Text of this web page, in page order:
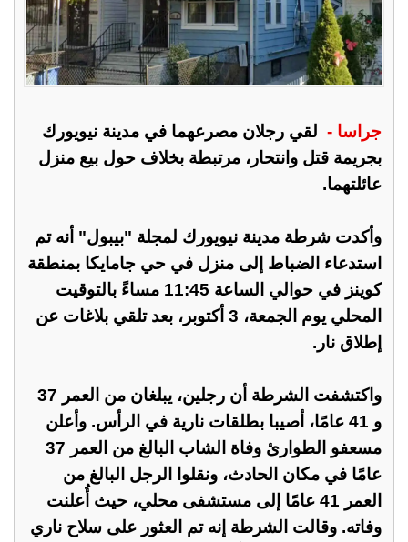
جراسا - لقي رجلان مصرعهما في مدينة نيويورك
بجريمة قتل وانتحار، مرتبطة بخلاف حول بيع منزل
عائلتهما.
وأكدت شرطة مدينة نيويورك لمجلة "بيبول" أنه تم
استدعاء الضباط إلى منزل في حي جامايكا بمنطقة
كوينز في حوالي الساعة 11:45 مساءً بالتوقيت
المحلي يوم الجمعة، 3 أكتوبر، بعد تلقي بلاغات عن
إطلاق نار.
واكتشفت الشرطة أن رجلين، يبلغان من العمر 37
و 41 عامًا، أصيبا بطلقات نارية في الرأس. وأعلن
مسعفو الطوارئ وفاة الشاب البالغ من العمر 37
عامًا في مكان الحادث، ونقلوا الرجل البالغ من
العمر 41 عامًا إلى مستشفى محلي، حيث أُعلنت
وفاته. وقالت الشرطة إنه تم العثور على سلاح ناري